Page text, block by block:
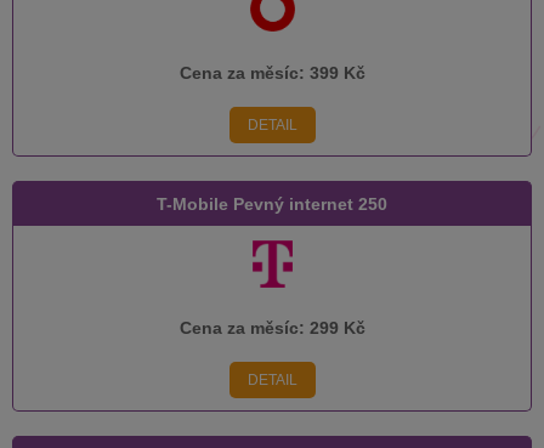
Cena za měsíc: 399 Kč
DETAIL
T-Mobile Pevný internet 250
Cena za měsíc: 299 Kč
DETAIL